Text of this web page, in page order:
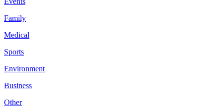
Family
Medical
Sports
Environment
Business
Other